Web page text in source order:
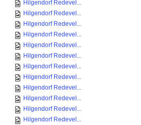
Hilgendorf Redevel...
Hilgendorf Redevel...
Hilgendorf Redevel...
Hilgendorf Redevel...
Hilgendorf Redevel...
Hilgendorf Redevel...
Hilgendorf Redevel...
Hilgendorf Redevel...
Hilgendorf Redevel...
Hilgendorf Redevel...
Hilgendorf Redevel...
Hilgendorf Redevel...